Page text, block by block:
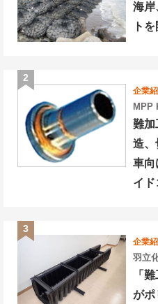
海岸
ト
企業
MPP
難加
造、
車向
イド
企業
羽立
「
がポ